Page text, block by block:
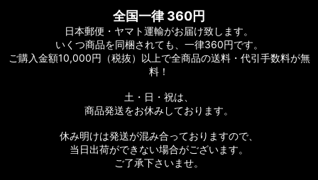
全国一律 360円
日本郵便・ヤマト運輸がお届け致します。
いくつ商品を同梱されても、一律360円です。
ご購入金額10,000円（税抜）以上で全商品の送料・代引手数料が無
料！
土・日・祝は、
商品発送をお休みしております。
休み明けは発送が混み合っておりますので、
当日出荷ができない場合がございます。
ご了承下さいませ。